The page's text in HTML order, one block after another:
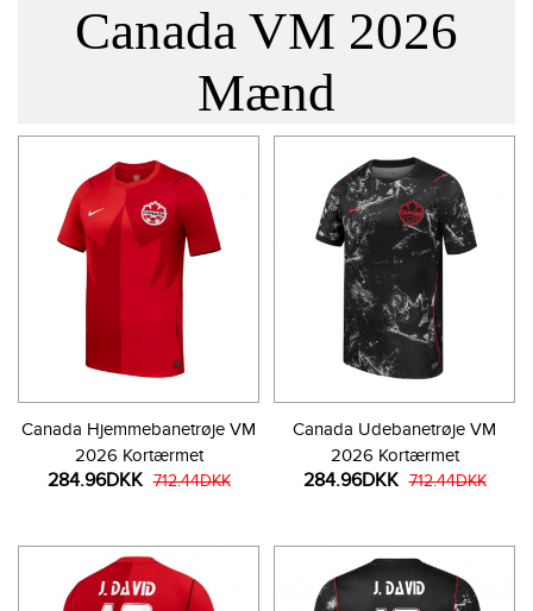
Canada VM 2026
Mænd
Canada Hjemmebanetrøje VM
2026 Kortærmet
284.96DKK 712.44DKK
Canada Udebanetrøje VM
2026 Kortærmet
284.96DKK 712.44DKK